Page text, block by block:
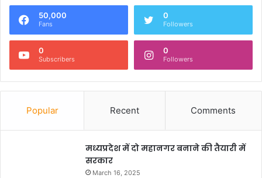
50,000
Fans
0
Followers
0
Subscribers
0
Followers
Popular Recent Comments
मध्यप्रदेश में दो महानगर बनाने की तैयारी में
सरकार
March 16, 2025